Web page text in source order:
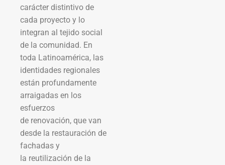
carácter distintivo de
cada proyecto y lo
integran al tejido social
de la comunidad. En
toda Latinoamérica, las
identidades regionales
están profundamente
arraigadas en los
esfuerzos
de renovación, que van
desde la restauración de
fachadas y
la reutilización de la